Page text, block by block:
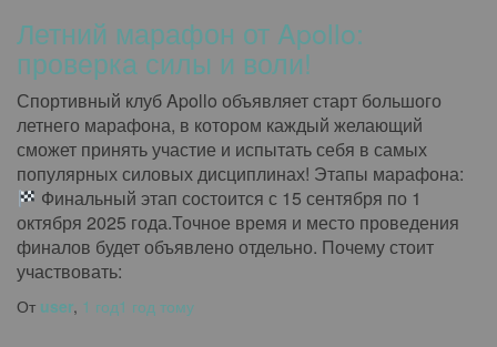
Летний марафон от Apollo:
проверка силы и воли!
Спортивный клуб Apollo объявляет старт большого
летнего марафона, в котором каждый желающий
сможет принять участие и испытать себя в самых
популярных силовых дисциплинах! Этапы марафона:
Финальный этап состоится с 15 сентября по 1
октября 2025 года.Точное время и место проведения
финалов будет объявлено отдельно. Почему стоит
участвовать:
От user, 1 год1 год тому